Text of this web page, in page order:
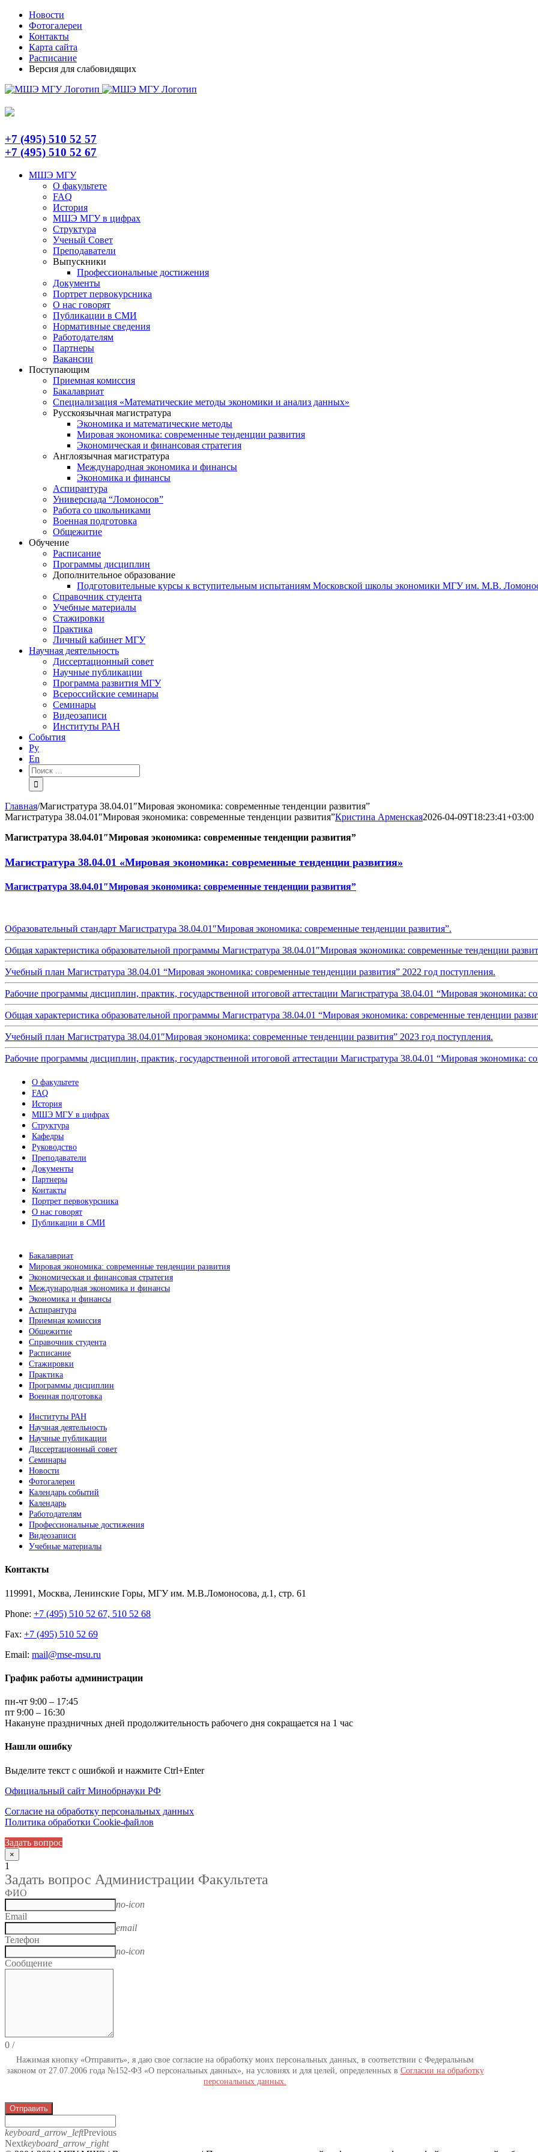
Skip
content
TelegramНовости
Фотогалереи
Контакты
Карта сайта
Расписание
Версия для слабовидящих
+7 (495) 510 52 57
+7 (495) 510 52 67
МШЭ МГУ
О факультете
FAQ
История
МШЭ МГУ в цифрах
Структура
Ученый Совет
Преподаватели
Выпускники
Профессиональные достижения
Документы
Портрет первокурсника
О нас говорят
Публикации в СМИ
Нормативные сведения
Работодателям
Партнеры
Вакансии
Поступающим
Приемная комиссия
Бакалавриат
Специализация «Математические методы экономики и анализ данных»
Русскоязычная магистратура
Экономика и математические методы
Мировая экономика: современные тенденции развития
Экономическая и финансовая стратегия
Англоязычная магистратура
Международная экономика и финансы
Экономика и финансы
Аспирантура
Универсиада “Ломоносов”
Работа со школьниками
Военная подготовка
Общежитие
Обучение
Расписание
Программы дисциплин
Дополнительное образование
Подготовительные курсы к вступительным испытаниям Московской школы экономики МГУ им. М.В.
Справочник студента
Учебные материалы
Стажировки
Практика
Личный кабинет МГУ
Научная деятельность
Диссертационный совет
Научные публикации
Программа развития МГУ
Всероссийские семинары
Семинары
Видеозаписи
Институты РАН
События
Ру
En
Результат
поиска:
Главная/Магистратура 38.04.01″Мировая экономика: современные тенденции развития”
Магистратура 38.04.01″Мировая экономика: современные тенденции развития”Кристина Арменская2026-04-09T18:23:41+03:00
Магистратура 38.04.01″Мировая экономика: современные тенденции развития”
Магистратура 38.04.01 «Мировая экономика: современные тенденции развития»
Магистратура 38.04.01″Мировая экономика: современные тенденции развития”
Образовательный стандарт Магистратура 38.04.01″Мировая экономика: современные тенденции развития”.
Общая характеристика образовательной программы Магистратура 38.04.01″Мировая экономика: современные тенденции
Учебный план Магистратура 38.04.01 “Мировая экономика: современные тенденции развития” 2022 год поступления.
Рабочие программы дисциплин, практик, государственной итоговой аттестации Магистратура 38.04.01 “Мировая экономика:
Общая характеристика образовательной программы Магистратура 38.04.01 “Мировая экономика: современные тенденции
Учебный план Магистратура 38.04.01″Мировая экономика: современные тенденции развития” 2023 год поступления.
Рабочие программы дисциплин, практик, государственной итоговой аттестации Магистратура 38.04.01 “Мировая экономика:
О факультете
FAQ
История
МШЭ МГУ в цифрах
Структура
Кафедры
Руководство
Преподаватели
Документы
Партнеры
Контакты
Портрет первокурсника
О нас говорят
Публикации в СМИ
Бакалавриат
Мировая экономика: современные тенденции развития
Экономическая и финансовая стратегия
Международная экономика и финансы
Экономика и финансы
Аспирантура
Приемная комиссия
Общежитие
Справочник студента
Расписание
Стажировки
Практика
Программы дисциплин
Военная подготовка
Институты РАН
Научная деятельность
Научные публикации
Диссертационный совет
Семинары
Новости
Фотогалереи
Календарь событий
Календарь
Работодателям
Профессиональные достижения
Видеозаписи
Учебные материалы
Контакты
119991, Москва, Ленинские Горы, МГУ им. М.В.Ломоносова, д.1, стр. 61
Phone: +7 (495) 510 52 67, 510 52 68
Fax: +7 (495) 510 52 69
Email: mail@mse-msu.ru
График работы администрации
пн-чт 9:00 – 17:45
пт 9:00 – 16:30
Накануне праздничных дней продолжительность рабочего дня сокращается на 1 час
Нашли ошибку
Выделите текст с ошибкой и нажмите Ctrl+Enter
Официальный сайт Минобрнауки РФ
Согласие на обработку персональных данных
Политика обработки Cookie-файлов
Задать вопрос
×
1
Задать вопрос Администрации Факультета
ФИО
no-icon
Email
email
Телефон
no-icon
Сообщение
0 /
Нажимая кнопку «Отправить», я даю свое согласие на обработку моих персональных данных, в соответствии с Федеральным
законом от 27.07.2006 года №152-ФЗ «О персональных данных», на условиях и для целей, определенных в Согласии на обработку
персональных данных.
Отправить
keyboard_arrow_leftPrevious
Nextkeyboard_arrow_right